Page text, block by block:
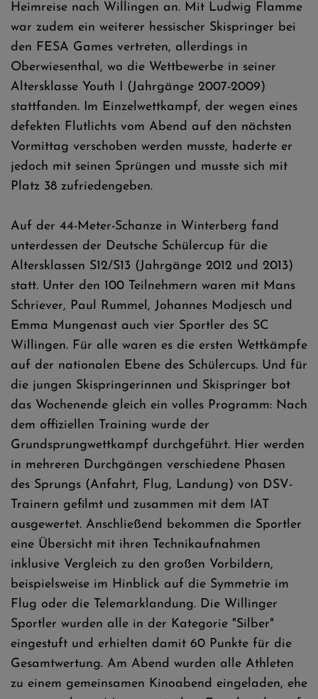
Heimreise nach Willingen an. Mit Ludwig Flamme
war zudem ein weiterer hessischer Skispringer bei
den FESA Games vertreten, allerdings in
Oberwiesenthal, wo die Wettbewerbe in seiner
Altersklasse Youth I (Jahrgänge 2007-2009)
stattfanden. Im Einzelwettkampf, der wegen eines
defekten Flutlichts vom Abend auf den nächsten
Vormittag verschoben werden musste, haderte er
jedoch mit seinen Sprüngen und musste sich mit
Platz 38 zufriedengeben.
Auf der 44-Meter-Schanze in Winterberg fand
unterdessen der Deutsche Schülercup für die
Altersklassen S12/S13 (Jahrgänge 2012 und 2013)
statt. Unter den 100 Teilnehmern waren mit Mans
Schriever, Paul Rummel, Johannes Modjesch und
Emma Mungenast auch vier Sportler des SC
Willingen. Für alle waren es die ersten Wettkämpfe
auf der nationalen Ebene des Schülercups. Und für
die jungen Skispringerinnen und Skispringer bot
das Wochenende gleich ein volles Programm: Nach
dem offiziellen Training wurde der
Grundsprungwettkampf durchgeführt. Hier werden
in mehreren Durchgängen verschiedene Phasen
des Sprungs (Anfahrt, Flug, Landung) von DSV-
Trainern gefilmt und zusammen mit dem IAT
ausgewertet. Anschließend bekommen die Sportler
eine Übersicht mit ihren Technikaufnahmen
inklusive Vergleich zu den großen Vorbildern,
beispielsweise im Hinblick auf die Symmetrie im
Flug oder die Telemarklandung. Die Willinger
Sportler wurden alle in der Kategorie "Silber"
eingestuft und erhielten damit 60 Punkte für die
Gesamtwertung. Am Abend wurden alle Athleten
zu einem gemeinsamen Kinoabend eingeladen, ehe